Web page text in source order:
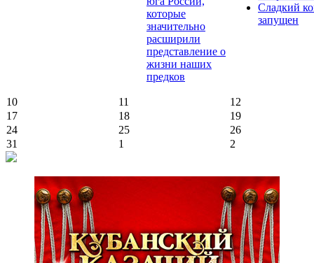
которые
значительно
расширили
представление о
жизни наших
предков
Сладкий
запущен
10 11
12
17
18
19
24
25
26
31
1 2